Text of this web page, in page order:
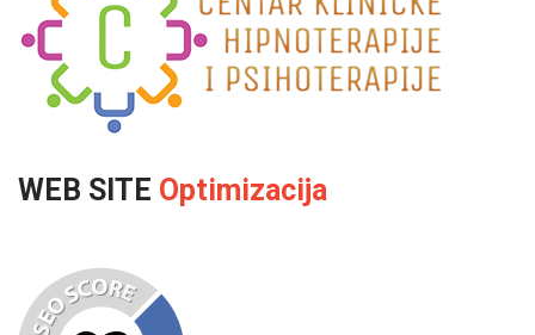
WEB SITE Optimizacija